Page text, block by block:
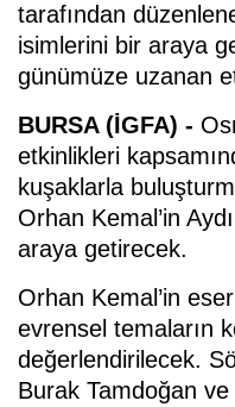
tarafından
isimlerini bir araya
günümüze uzanan
BURSA (İGFA) -
etkinlikleri
kuşaklarla
Orhan Kemal’in
araya getirecek.
Orhan Kemal’in
evrensel temaların
değerlendirilecek.
Burak Tamdoğan